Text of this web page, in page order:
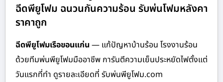
ฉีดพียูโฟม ฉนวนกันความร้อน รับพ่นโฟมหลังคา
ราคาถูก
ฉีดพียูโฟมเรือขอนแก่น — แก้ปัญหาบ้านร้อน โรงงานร้อน
ด้วยทีมพ่นพียูโฟมมืออาชีพ การันตีความเย็นประหยัดไฟตั้งแต่
วันแรกที่ทำ ดูรายละเอียดที่ รับพ่นพียูโฟม.com